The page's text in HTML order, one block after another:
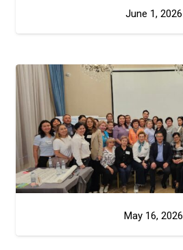
June 1, 2026
May 16, 2026